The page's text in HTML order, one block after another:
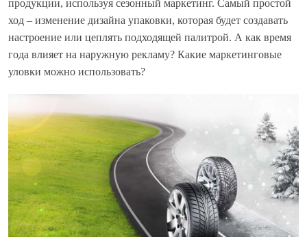
продукции, используя сезонный маркетинг. Самый простой
ход – изменение дизайна упаковки, которая будет создавать
настроение или цеплять подходящей палитрой. А как время
года влияет на наружную рекламу? Какие маркетинговые
уловки можно использовать?